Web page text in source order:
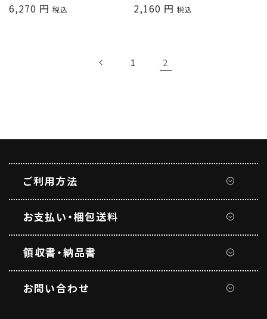
通
6,270 円 税込
通
2,160 円 税込
1 2
ご利用方法
お支払い・梱包送料
領収書・納品書
お問い合わせ